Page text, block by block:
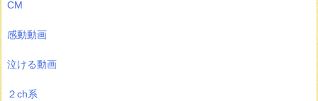
CM
感動動画
泣ける動画
２ch系